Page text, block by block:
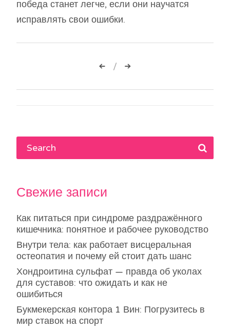
победа станет легче, если они научатся
исправлять свои ошибки.
Навигация
по
Свежие записи
Как питаться при синдроме раздражённого
кишечника: понятное и рабочее руководство
Внутри тела: как работает висцеральная
остеопатия и почему ей стоит дать шанс
Хондроитина сульфат — правда об уколах
для суставов: что ожидать и как не
ошибиться
Букмекерская контора 1 Вин: Погрузитесь в
мир ставок на спорт